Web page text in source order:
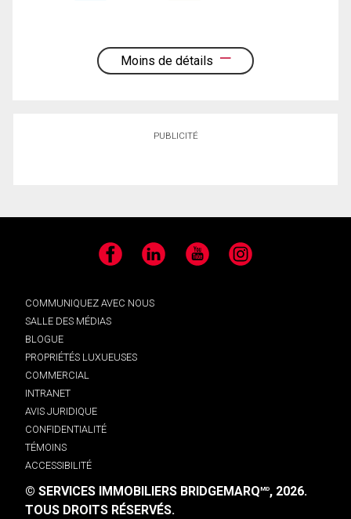
Moins de détails
PUBLICITÉ
Facebook LinkedIn YouTube Instagram
COMMUNIQUEZ AVEC NOUS
SALLE DES MÉDIAS
BLOGUE
PROPRIÉTÉS LUXUEUSES
COMMERCIAL
INTRANET
AVIS JURIDIQUE
CONFIDENTIALITÉ
TÉMOINS
ACCESSIBILITÉ
© SERVICES IMMOBILIERS BRIDGEMARQMD, 2026.
TOUS DROITS RÉSERVÉS.